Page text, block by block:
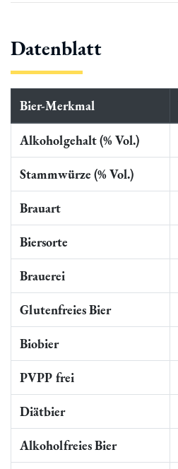
Datenblatt
Bier-Merkmal
Alkoholgehalt (% Vol.)
Stammwürze (% Vol.)
Brauart
Biersorte
Brauerei
Glutenfreies Bier
Biobier
PVPP frei
Diätbier
Alkoholfreies Bier